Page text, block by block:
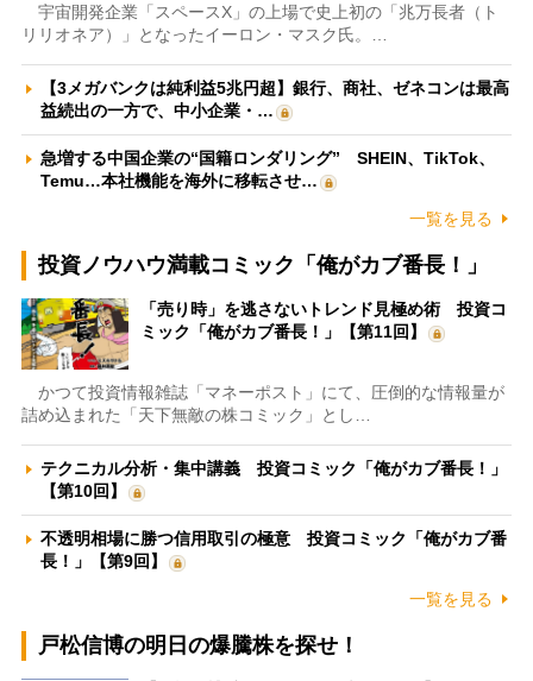
宇宙開発企業「スペースX」の上場で史上初の「兆万長者（ト
リリオネア）」となったイーロン・マスク氏。…
【3メガバンクは純利益5兆円超】銀行、商社、ゼネコンは最高
益続出の一方で、中小企業・…
急増する中国企業の“国籍ロンダリング” SHEIN、TikTok、
Temu…本社機能を海外に移転させ…
一覧を見る
投資ノウハウ満載コミック「俺がカブ番長！」
「売り時」を逃さないトレンド見極め術 投資コ
ミック「俺がカブ番長！」【第11回】
かつて投資情報雑誌「マネーポスト」にて、圧倒的な情報量が
詰め込まれた「天下無敵の株コミック」とし…
テクニカル分析・集中講義 投資コミック「俺がカブ番長！」
【第10回】
不透明相場に勝つ信用取引の極意 投資コミック「俺がカブ番
長！」【第9回】
一覧を見る
戸松信博の明日の爆騰株を探せ！